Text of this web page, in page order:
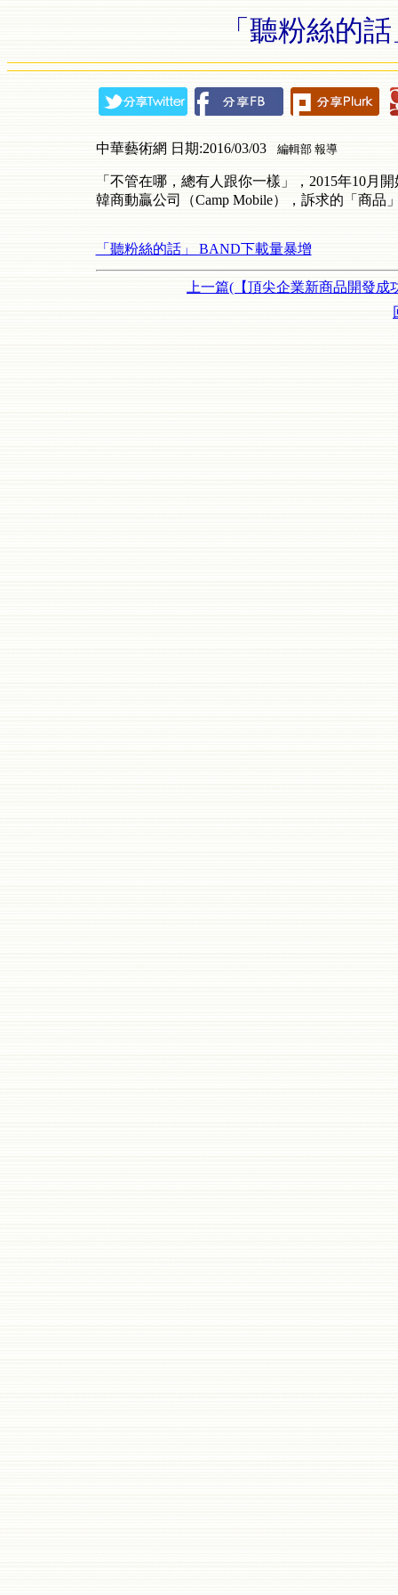
「聽粉絲的
中華藝術網 日期:2016/03/03 編輯部 報導
「不管在哪，總有人跟你一樣」，2015年10月
韓商動贏公司（Camp Mobile），訴求的「商
「聽粉絲的話」 BAND下載量暴增
上一篇(【頂尖企業新商品開發成